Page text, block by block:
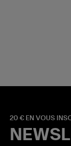
20 € EN VOUS